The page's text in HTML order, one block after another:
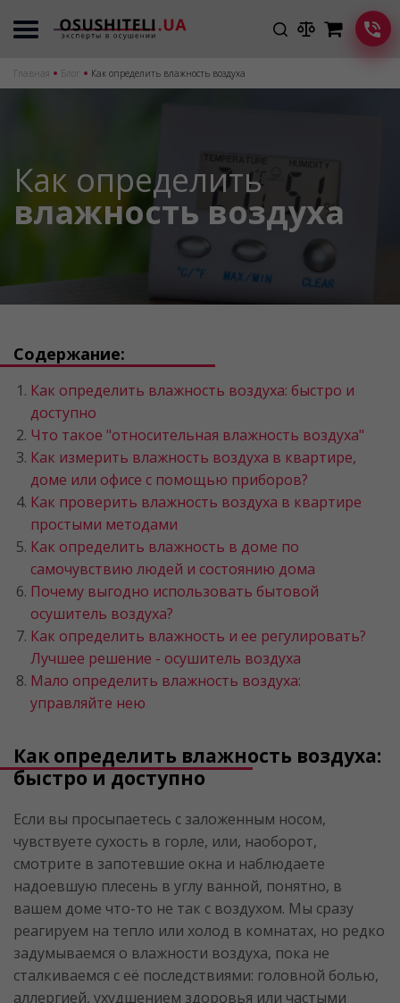
Главная Блог Как определить влажность воздуха
Как определить
влажность воздуха
Содержание:
Как определить влажность воздуха: быстро и
доступно
Что такое "относительная влажность воздуха"
Как измерить влажность воздуха в квартире,
доме или офисе c помощью приборов?
Как проверить влажность воздуха в квартире
простыми методами
Как определить влажность в доме по
самочувствию людей и состоянию дома
Почему выгодно использовать бытовой
осушитель воздуха?
Как определить влажность и ее регулировать?
Лучшее решение - осушитель воздуха
Мало определить влажность воздуха:
управляйте нею
Как определить влажность воздуха:
быстро и доступно
Если вы просыпаетесь с заложенным носом,
чувствуете сухость в горле, или, наоборот,
смотрите в запотевшие окна и наблюдаете
надоевшую плесень в углу ванной, понятно, в
вашем доме что-то не так с воздухом. Мы сразу
реагируем на тепло или холод в комнатах, но редко
задумываемся о влажности воздуха, пока не
сталкиваемся с её последствиями: головной болью,
аллергией, ухудшением здоровья или частыми